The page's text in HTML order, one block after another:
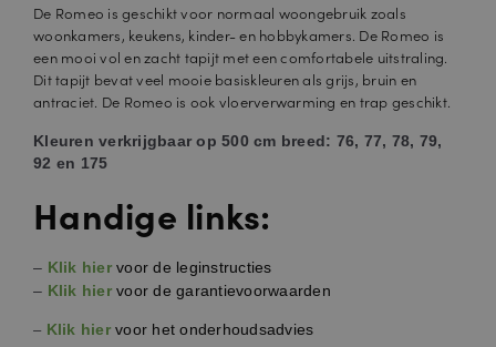
De Romeo is geschikt voor normaal woongebruik zoals
woonkamers, keukens, kinder- en hobbykamers. De Romeo is
een mooi vol en zacht tapijt met een comfortabele uitstraling.
Dit tapijt bevat veel mooie basiskleuren als grijs, bruin en
antraciet. De Romeo is ook vloerverwarming en trap geschikt.
Kleuren verkrijgbaar op 500 cm breed: 76, 77, 78, 79,
92 en 175
Handige links:
– Klik hiervoor de leginstructies
– Klik hiervoor de garantievoorwaarden
– Klik hiervoor het onderhoudsadvies